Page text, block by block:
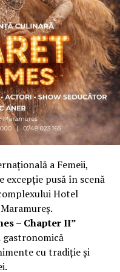
dintr-un context
despre
și a ajuns astăzi
de femei
fizică în mai
clujeancaCarmen
. Din această
din Cluj-Napoca
Câteva dintre ele:
că a fi vizibilă
companiei pe care o
Mesajul ei pentru
a Femeii,
excepție pusă în scenă
Hotel
– Chapter II”
cu tradiție și